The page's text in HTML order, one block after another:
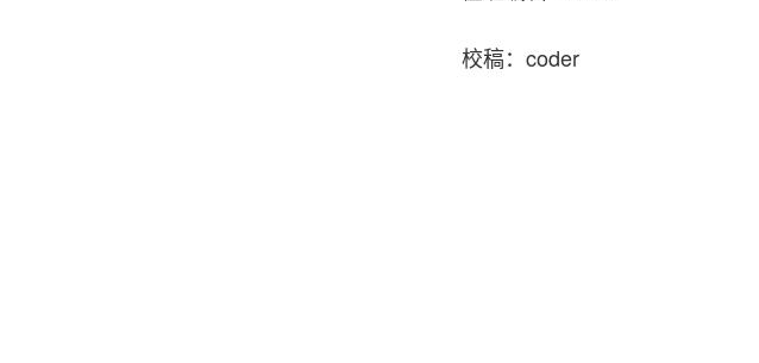
校稿：coder